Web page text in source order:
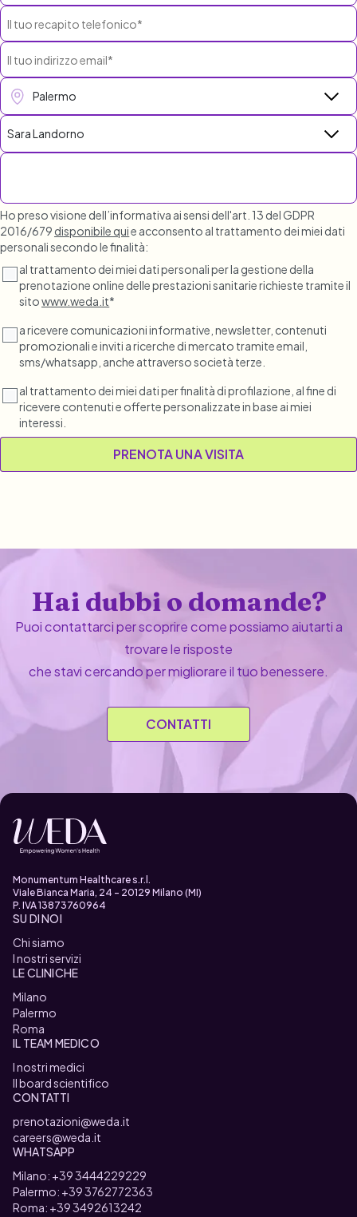
Ho preso visione dell’informativa ai sensi dell'art. 13 del GDPR
2016/679 disponibile quie acconsento al trattamento dei miei dati
personali secondo le finalità:
al trattamento dei miei dati personali per la gestione della
prenotazione online delle prestazioni sanitarie richieste tramite il
sitowww.weda.it*
a ricevere comunicazioni informative, newsletter, contenuti
promozionali e inviti a ricerche di mercato tramite email,
sms/whatsapp, anche attraverso società terze.
al trattamento dei miei dati per finalità di profilazione, al fine di
ricevere contenuti e offerte personalizzate in base ai miei
interessi.
Hai dubbi o domande?
Puoi contattarci per scoprire come possiamo aiutarti a
trovare le risposte
che stavi cercando per migliorare il tuo benessere.
CONTATTI
Monumentum Healthcare s.r.l.
Viale Bianca Maria, 24 - 20129 Milano (MI)
P. IVA 13873760964
SU DI NOI
Chi siamo
I nostri servizi
LE CLINICHE
Milano
Palermo
Roma
IL TEAM MEDICO
I nostri medici
Il board scientifico
CONTATTI
prenotazioni@weda.it
careers@weda.it
WHATSAPP
Milano: +39 3444229229
Palermo: +39 3762772363
Roma: +39 3492613242